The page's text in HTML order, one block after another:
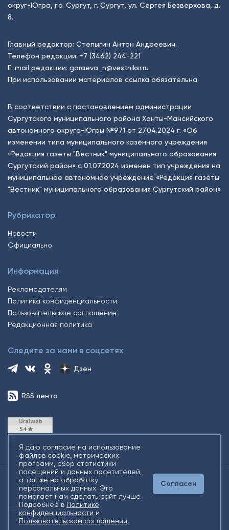
округ-Югра, г.о. Сургут, г. Сургут, ул. Сергея Безверхова, д.
8.
Главный редактор: Степыгин Антон Андреевич.
Телефон редакции: +7 (3462) 244-221
E-mail редакции: garaeva_n@vestniksr.ru
При использовании материалов ссылка обязательна.
В соответствии с постановлением администрации
Сургутского муниципального района Ханты-Мансийского
автономного округа-Югры №971 от 27.04.2024 г. «Об
изменении типа муниципального казённого учреждения
«Редакция газеты "Вестник" муниципального образования
Сургутский район» с 01.07.2024 изменен тип учреждения на
муниципальное автономное учреждение «Редакция газеты
"Вестник" муниципального образования Сургутский район»
Рубрикатор
Новости
Официально
Информация
Рекламодателям
Политика конфиденциальности
Пользовательское соглашение
Редакционная политика
Следите за нами в соцсетях
Дзен
RSS лента
2026 © Все права защищены. Сетевое издание Информационное
агентство «Югорский снегирь» +16
Разработка Gold Carrot
Я даю согласие на использование
файлов cookie, метрических
программ, сбор статистики
посещений и данных посетителей,
а так же на обработку
персональных данных. Это
помогает нам сделать сайт лучше.
Подробнее в Политике
конфиденциальности и
Пользовательском соглашении.
Согласен